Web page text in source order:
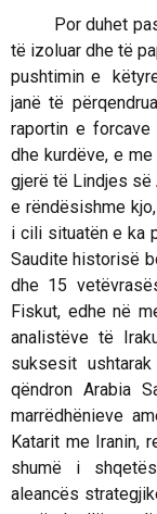
Por duhet pas
të izoluar dhe të
pushtimin e
janë të
raportin e
dhe kurdëve, e
gjerë të Lindjes së
e rëndësishme
i cili situatën e ka
Saudite historisë
dhe 15
Fiskut, edhe në
analistëve të
suksesit
qëndron Arabia
marrëdhënieve
Katarit me Iranin,
shumë i
aleancës